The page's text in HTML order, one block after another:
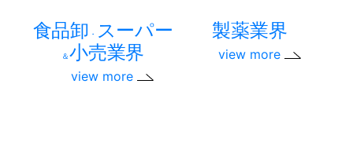
食品卸 ・ スーパー
＆小売業界
view more
製薬業界
view more